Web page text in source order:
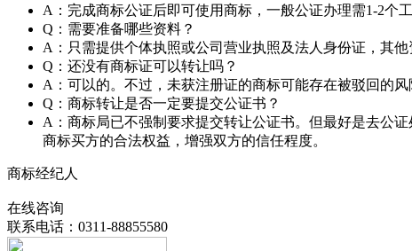
A：完成商标公证后即可使用商标，一般公证办理需1-2个工
Q：需要准备哪些资料？
A：只需提供个体执照或公司营业执照及法人身份证，其他
Q：还没有商标证可以转让吗？
A：可以的。不过，未获注册证的商标可能存在被驳回的
Q：商标转让是否一定要提交公证书？
A：商标局已不强制要求提交转让公证书。但最好是去公
商标买方的合法权益，增强双方的信任程度。
商标经纪人
在线咨询
联系电话：0311-88855580